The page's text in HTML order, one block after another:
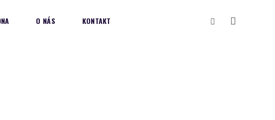
O NÁS KONTAKT Vyhledávání